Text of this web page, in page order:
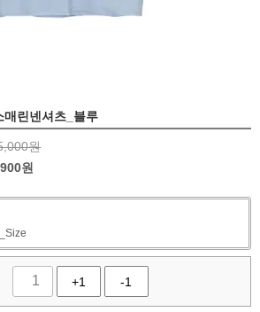
린넨셔츠_블루
원
원
+1 -1